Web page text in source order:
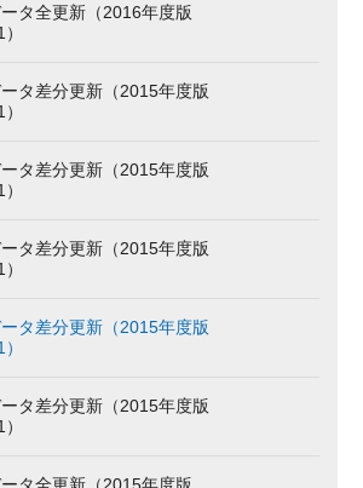
タ全更新（2016年度版
タ差分更新（2015年度版
タ差分更新（2015年度版
タ差分更新（2015年度版
タ差分更新（2015年度版
タ差分更新（2015年度版
タ全更新（2015年度版